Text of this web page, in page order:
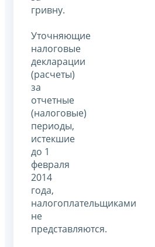
гривну.
Уточняющие
налоговые
декларации
(расчеты)
за
отчетные
(налоговые)
периоды,
истекшие
до 1
февраля
2014
года,
налогоплательщиками
не
представляются.